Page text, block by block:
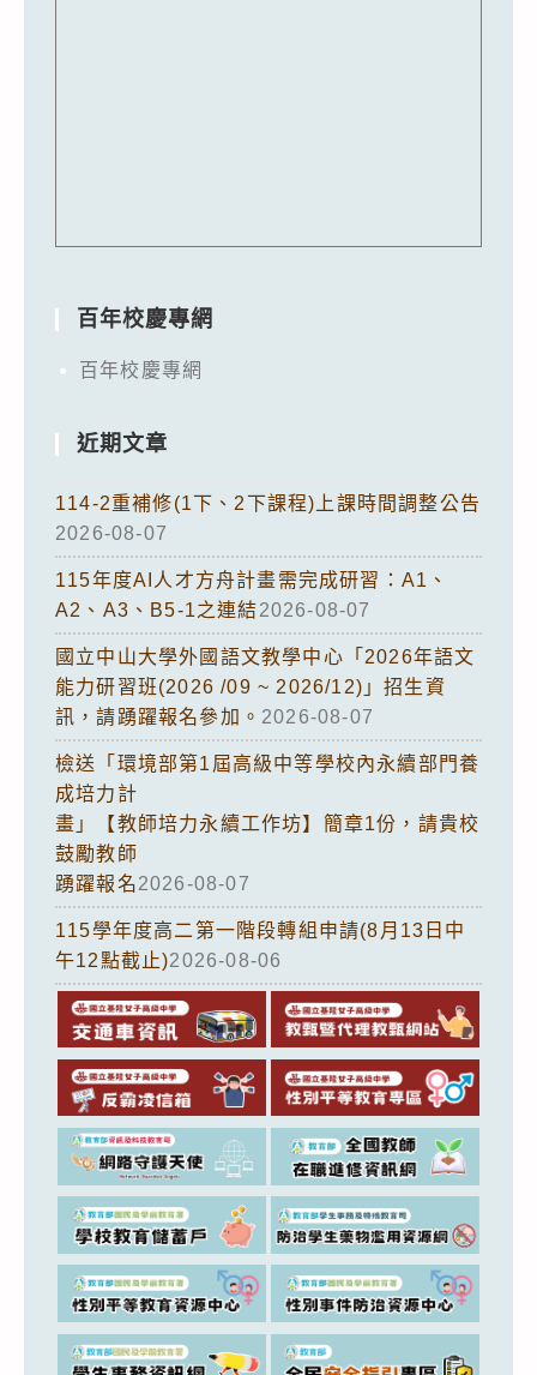
百年校慶專網
百年校慶專網
近期文章
114-2重補修(1下、2下課程)上課時間調整公告
2026-08-07
115年度AI人才方舟計畫需完成研習：A1、
A2、A3、B5-1之連結2026-08-07
國立中山大學外國語文教學中心「2026年語文
能力研習班(2026 /09 ~ 2026/12)」招生資
訊，請踴躍報名參加。 2026-08-07
檢送「環境部第1屆高級中等學校內永續部門養
成培力計
畫」【教師培力永續工作坊】簡章1份，請貴校
鼓勵教師
踴躍報名2026-08-07
115學年度高二第一階段轉組申請(8月13日中
午12點截止)2026-08-06